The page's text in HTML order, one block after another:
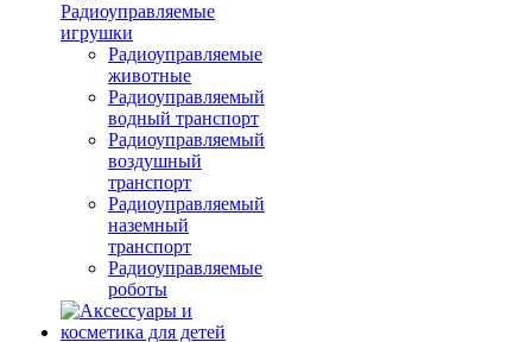
Радиоуправляемые
игрушки
Радиоуправляемые
животные
Радиоуправляемый
водный транспорт
Радиоуправляемый
воздушный
транспорт
Радиоуправляемый
наземный
транспорт
Радиоуправляемые
роботы